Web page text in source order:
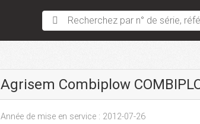
Recherchez par n° de série,
Agrisem Combiplow
Année de mise en service : 2012-07-26